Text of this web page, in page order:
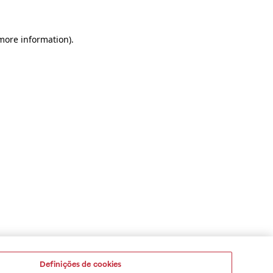
information).
Definições de cookies